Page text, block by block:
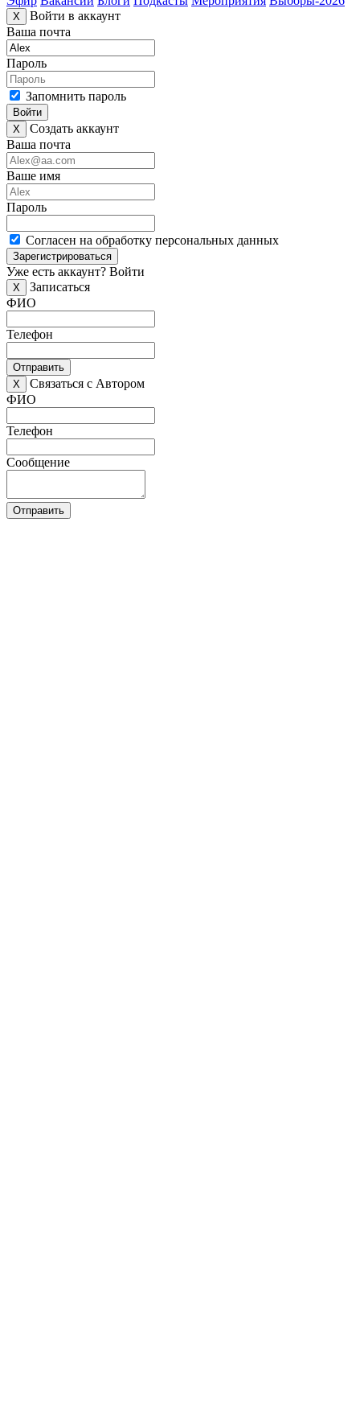
X
Войти в аккаунт
Ваша почта
Пароль
Запомнить пароль
Войти
X
Создать аккаунт
Ваша почта
Ваше имя
Пароль
Согласен на обработку персональных данных
Зарегистрироваться
Уже есть аккаунт? Войти
X
Записаться
ФИО
Телефон
Отправить
X
Связаться с Автором
ФИО
Телефон
Сообщение
Отправить